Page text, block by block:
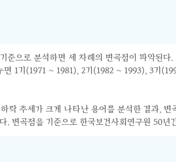
으로 분석하면 세 차례의 변곡점이 파악된
1기(1971 ~ 1981), 2기(1982 ~ 1993), 3기
락 추세가 크게 나타난 용어를 분석한 결과,
변곡점을 기준으로 한국보건사회연구원 50